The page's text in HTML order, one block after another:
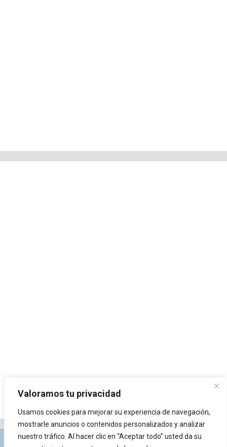
Valoramos tu privacidad
Usamos cookies para mejorar su experiencia de navegación,
mostrarle anuncios o contenidos personalizados y analizar
nuestro tráfico. Al hacer clic en “Aceptar todo” usted da su